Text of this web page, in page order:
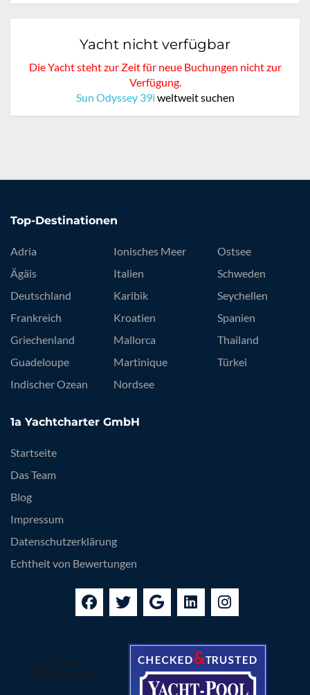
Yacht nicht verfügbar
Die Yacht steht zur Zeit für neue Buchungen nicht zur
Verfügung.
Sun Odyssey 39i weltweit suchen
Top-Destinationen
Adria
Ägäis
Deutschland
Frankreich
Griechenland
Guadeloupe
Indischer Ozean
Ionisches Meer
Italien
Karibik
Kroatien
Mallorca
Martinique
Nordsee
Ostsee
Schweden
Seychellen
Spanien
Thailand
Türkei
1a Yachtcharter GmbH
Startseite
Das Team
Blog
Impressum
Datenschutzerklärung
Echtheit von Bewertungen